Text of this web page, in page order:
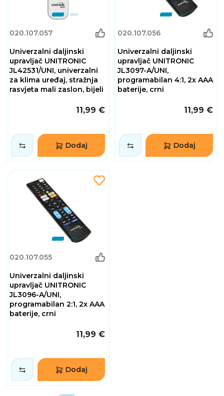
020.107.057
Univerzalni daljinski
upravljač UNITRONIC
JL42531/UNI, univerzalni
za klima uređaj, stražnja
rasvjeta mali zaslon, bijeli
11,99 €
Dodaj
020.107.056
Univerzalni daljinski
upravljač UNITRONIC
JL3097-A/UNI,
programabilan 4:1, 2x AAA
baterije, crni
11,99 €
Dodaj
020.107.055
Univerzalni daljinski
upravljač UNITRONIC
JL3096-A/UNI,
programabilan 2:1, 2x AAA
baterije, crni
11,99 €
Dodaj